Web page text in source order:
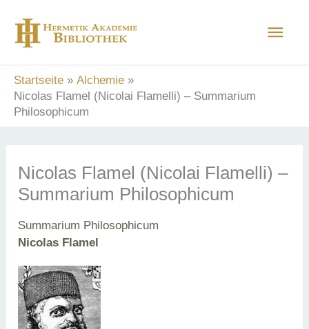
Inhalt
springen
Startseite
Alchemie
Nicolas Flamel (Nicolai Flamelli) – Summarium
Philosophicum
Nicolas Flamel (Nicolai Flamelli) –
Summarium Philosophicum
Summarium Philosophicum
Nicolas Flamel